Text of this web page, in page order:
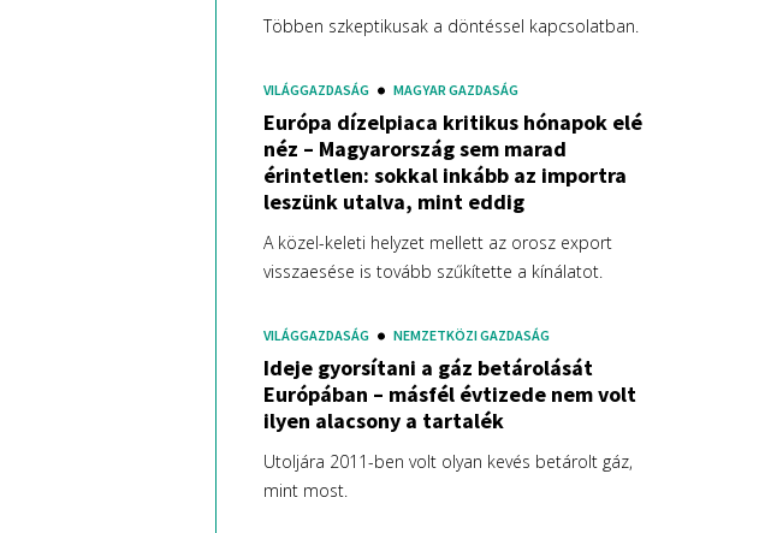
Többen szkeptikusak a döntéssel kapcsolatban.
VILÁGGAZDASÁG MAGYAR GAZDASÁG
Európa dízelpiaca kritikus hónapok elé
néz – Magyarország sem marad
érintetlen: sokkal inkább az importra
leszünk utalva, mint eddig
A közel-keleti helyzet mellett az orosz export
visszaesése is tovább szűkítette a kínálatot.
VILÁGGAZDASÁG NEMZETKÖZI GAZDASÁG
Ideje gyorsítani a gáz betárolását
Európában – másfél évtizede nem volt
ilyen alacsony a tartalék
Utoljára 2011-ben volt olyan kevés betárolt gáz,
mint most.